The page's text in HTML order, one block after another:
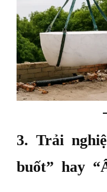
3. Trải
buốt” hay